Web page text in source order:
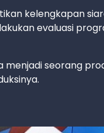
kelengkapan
evaluasi
menjadi seorang